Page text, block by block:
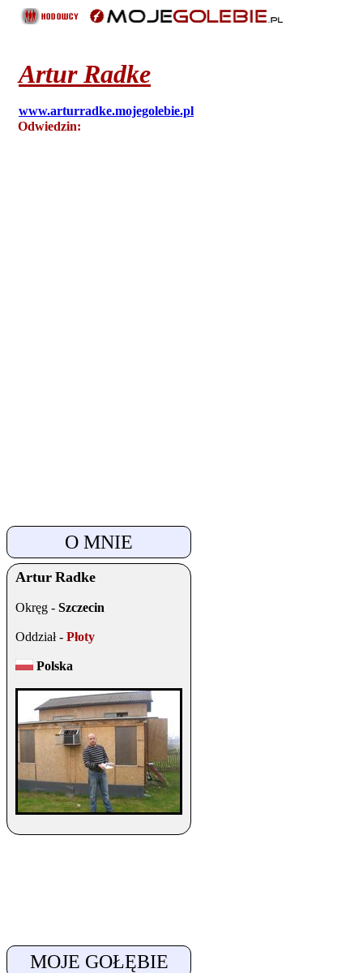
ArturRadke
www.arturradke.mojegolebie.pl
Odwiedzin:
O MNIE
Artur Radke
Okręg - Szczecin
Oddział - Płoty
Polska
MOJE GOŁĘBIE